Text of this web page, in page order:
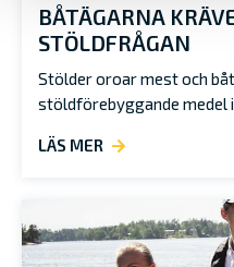
BÅTÄGARNA
STÖLDFRÅGAN
Stölder oroar mest och
stöldförebyggande medel
LÄS MER